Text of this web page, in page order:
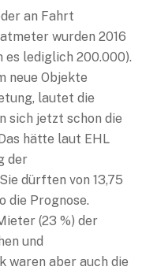
an Fahrt
wurden 2016
es lediglich 200.000).
neue Objekte
lautet die
sich jetzt schon die
hätte laut EHL
der
dürften von 13,75
die Prognose.
(23 %) der
und
waren aber auch die